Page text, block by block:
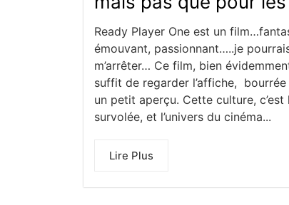
Ready Player One est un
émouvant, passionnant…..je
m’arrêter… Ce film, bien
suffit de regarder l’affiche,
un petit aperçu. Cette culture, c’est
survolée, et l’univers du cinéma...
Lire Plus